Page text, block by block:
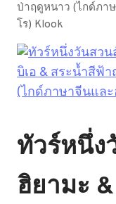
ป่าฤดูหนาว (ไกด์ภา
โร) Klook
ทัวร์หนึ่ง
ฮิยามะ